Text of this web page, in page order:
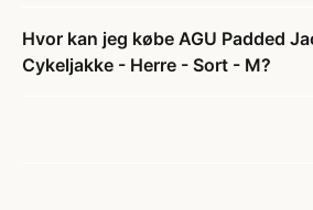
Hvor kan jeg købe AGU Padded
Cykeljakke - Herre - Sort - M?